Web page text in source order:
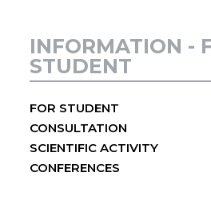
INFORMATION -
STUDENT
FOR STUDENT
CONSULTATION
SCIENTIFIC ACTIVITY
CONFERENCES